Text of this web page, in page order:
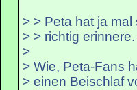
> > Peta hat ja
> > richtig
>
> Wie, Peta-Fans
> einen Beischlaf